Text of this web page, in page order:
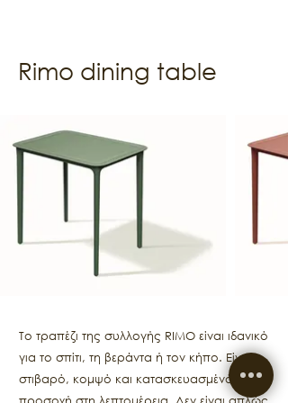
Rimo dining table
Το τραπέζι της συλλογής RIMO είναι ιδανικό
για το σπίτι, τη βεράντα ή τον κήπο. Είναι
στιβαρό, κομψό και κατασκευασμένό με